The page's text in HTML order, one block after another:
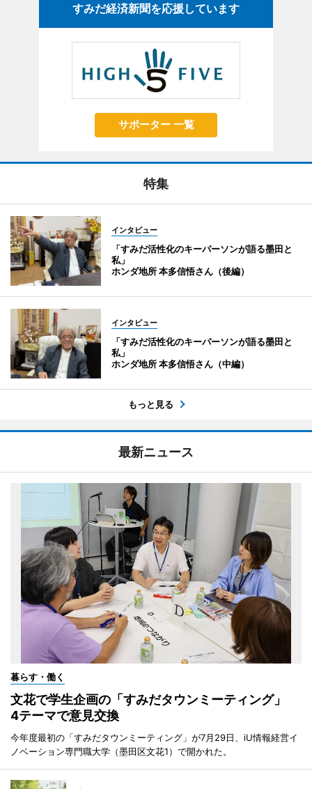
すみだ経済新聞を応援しています
サポーター 一覧
特集
インタビュー
「すみだ活性化のキーパーソンが語る墨田と
私」
ホンダ地所 本多信悟さん（後編）
インタビュー
「すみだ活性化のキーパーソンが語る墨田と
私」
ホンダ地所 本多信悟さん（中編）
もっと見る
最新ニュース
暮らす・働く
文花で学生企画の「すみだタウンミーティング」
4テーマで意見交換
今年度最初の「すみだタウンミーティング」が7月29日、iU情報経営イ
ノベーション専門職大学（墨田区文花1）で開かれた。